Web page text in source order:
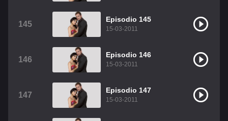
145
Episodio 145
15-03-2011
146
Episodio 146
15-03-2011
147
Episodio 147
15-03-2011